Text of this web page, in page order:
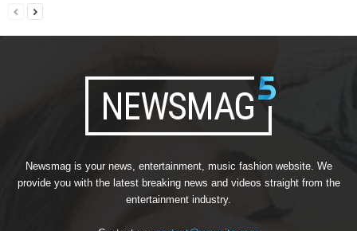
Newsmag is your news, entertainment, music fashion website. We
provide you with the latest breaking news and videos straight from the
entertainment industry.